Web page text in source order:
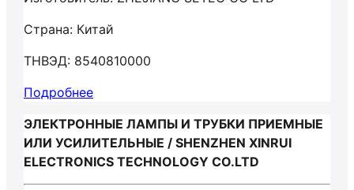
Страна: Китай
ТНВЭД: 8540810000
Подробнее
ЭЛЕКТРОННЫЕ ЛАМПЫ И ТРУБКИ ПРИЕМНЫЕ
ИЛИ УСИЛИТЕЛЬНЫЕ / SHENZHEN XINRUI
ELECTRONICS TECHNOLOGY CO.LTD